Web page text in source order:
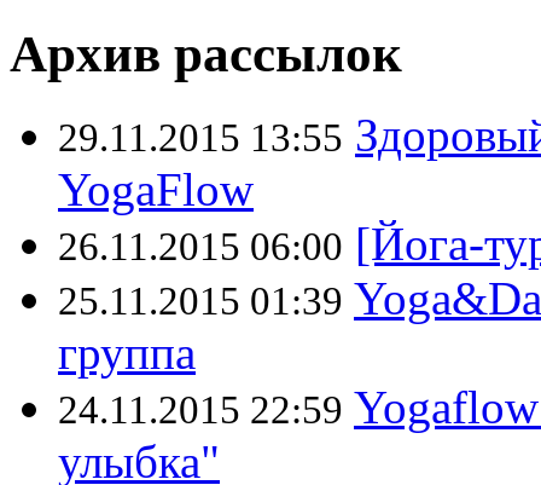
Архив рассылок
29.11.2015 13:55
YogaFlow
26.11.2015 06:00 [Йога-
25.11.2015 01:39
группа
24.11.2015 22:59
улыбка"